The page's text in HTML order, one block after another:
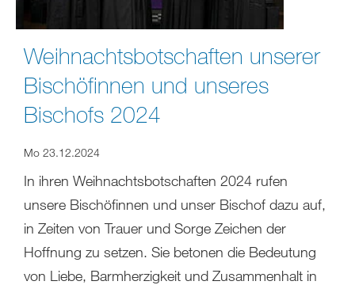
Weihnachtsbotschaften unserer
Bischöfinnen und unseres
Bischofs 2024
Mo 23.12.2024
In ihren Weihnachtsbotschaften 2024 rufen
unsere Bischöfinnen und unser Bischof dazu auf,
in Zeiten von Trauer und Sorge Zeichen der
Hoffnung zu setzen. Sie betonen die Bedeutung
von Liebe, Barmherzigkeit und Zusammenhalt in